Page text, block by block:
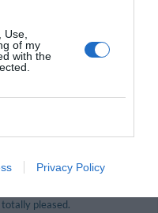
of my
with the
Privacy Policy
y sale de Fiumicino al día
hotel?
OTTIMO
8/10
pleased.